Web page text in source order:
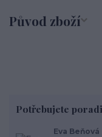
Původ zboží
Potřebujete
Eva Beňová